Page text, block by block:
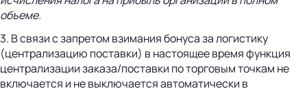
объеме.
3. В связи с запретом взимания бонуса за логистику
(централизацию поставки) в настоящее время функция
централизации заказа/поставки по торговым точкам не
включается и не выключается автоматически в